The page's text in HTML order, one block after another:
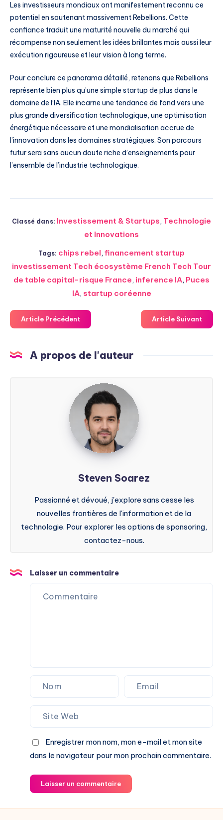
Les investisseurs mondiaux ont manifestement reconnu ce
potentiel en soutenant massivement Rebellions. Cette
confiance traduit une maturité nouvelle du marché qui
récompense non seulement les idées brillantes mais aussi leur
exécution rigoureuse et leur vision à long terme.
Pour conclure ce panorama détaillé, retenons que Rebellions
représente bien plus qu’une simple startup de plus dans le
domaine de l’IA. Elle incarne une tendance de fond vers une
plus grande diversification technologique, une optimisation
énergétique nécessaire et une mondialisation accrue de
l’innovation dans les domaines stratégiques. Son parcours
futur sera sans aucun doute riche d’enseignements pour
l’ensemble de l’industrie technologique.
Classé dans: Investissement & Startups, Technologie
et Innovations
Tags: chips rebel,financement startup
investissement Tech écosystème French Tech Tour
de table capital-risque France, inference IA, Puces
IA, startup coréenne
Article Précédent Article Suivant
A propos de l'auteur
Steven
Soarez
Steven Soarez
Passionné et dévoué, j'explore sans cesse les
nouvelles frontières de l'information et de la
technologie. Pour explorer les options de sponsoring,
contactez-nous.
Laisser un commentaire
Enregistrer mon nom, mon e-mail et mon site
dans le navigateur pour mon prochain commentaire.
Laisser un commentaire